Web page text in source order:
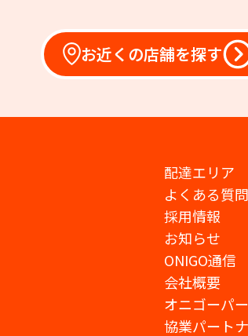
お近くの店舗を探す
配達エリア
よくある質問
採用情報
お知らせ
ONIGO通信
会社概要
オニゴーパ
協業パート